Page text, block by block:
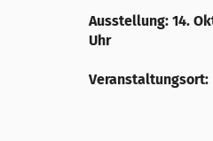
Ausstellung: 14.
Uhr